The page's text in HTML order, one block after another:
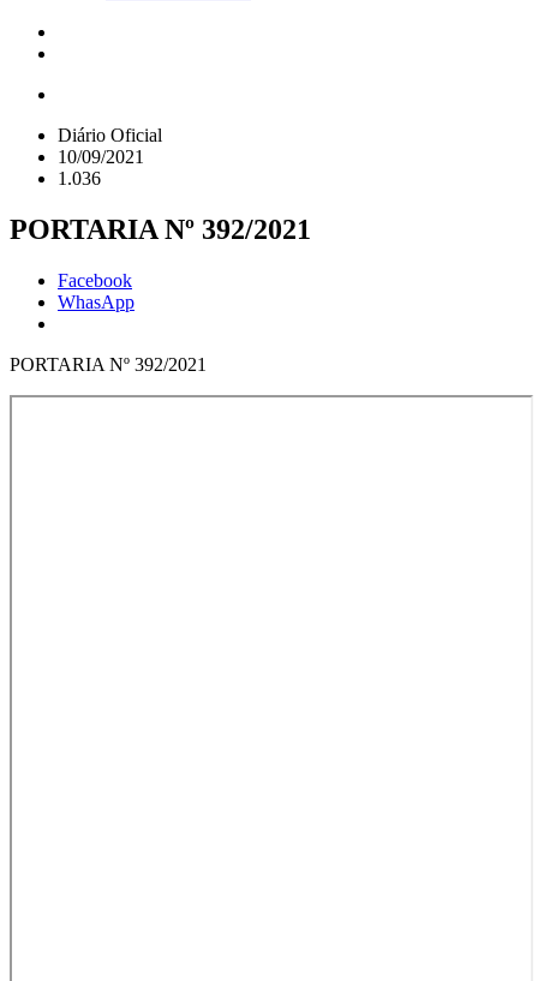
Diário Oficial
10/09/2021
1.036
PORTARIA Nº 392/2021
Facebook
WhasApp
PORTARIA Nº 392/2021